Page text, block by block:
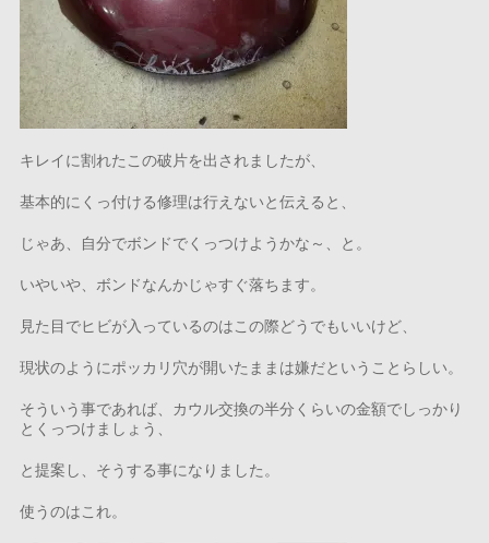
キレイに割れたこの破片を出されましたが、
基本的にくっ付ける修理は行えないと伝えると、
じゃあ、自分でボンドでくっつけようかな～、と。
いやいや、ボンドなんかじゃすぐ落ちます。
見た目でヒビが入っているのはこの際どうでもいいけど、
現状のようにポッカリ穴が開いたままは嫌だということらしい。
そういう事であれば、カウル交換の半分くらいの金額でしっかり
とくっつけましょう、
と提案し、そうする事になりました。
使うのはこれ。